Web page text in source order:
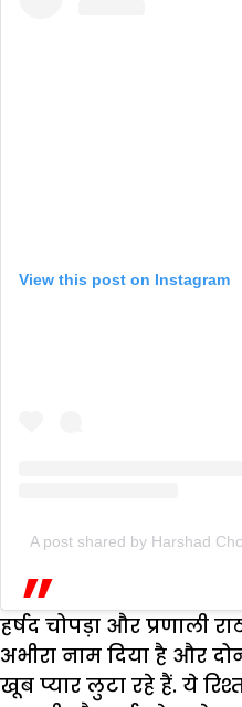
View this post on Instagram
A post shared by Harshad
हर्षद चोपड़ा और प्रणाली
अभीरा नाम दिया है और
खूब प्यार लुटा रहे हैं. ये